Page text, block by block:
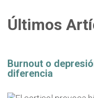
Últimos
Burnout o
diferencia